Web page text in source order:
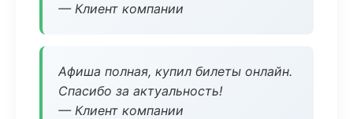
— Клиент компании
Афиша полная, купил билеты онлайн.
Спасибо за актуальность!
— Клиент компании